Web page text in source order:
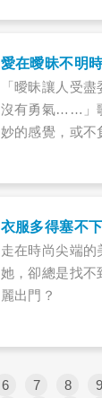
愛在曖昧不明
「曖昧讓人受
沒有勇氣……」
妙的感覺，或不
衣服多得塞不
走在時尚尖端
她，卻總是找不
麗出門？
6 7 8 9